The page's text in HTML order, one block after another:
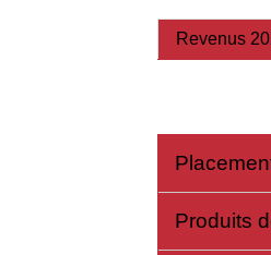
Revenus
Produits